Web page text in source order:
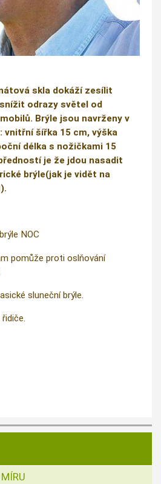
skla dokáží zesílit
odrazy světel od
Brýle jsou navrženy v
vnitřní šířka 15 cm, výška
délka s nožičkami 15
je že jdou nasadit
brýle(jak je vidět na
NOC
pomůže proti oslňování
sluneční brýle.
řidiče.